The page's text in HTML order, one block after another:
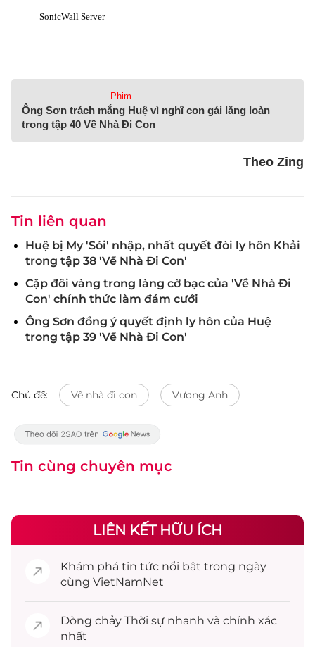
Phim
Ông Sơn trách mắng Huệ vì nghĩ con gái lăng loàn
trong tập 40 Về Nhà Đi Con
Theo Zing
Tin liên quan
Huệ bị My 'Sói' nhập, nhất quyết đòi ly hôn Khải
trong tập 38 'Về Nhà Đi Con'
Cặp đôi vàng trong làng cờ bạc của 'Về Nhà Đi
Con' chính thức làm đám cưới
Ông Sơn đồng ý quyết định ly hôn của Huệ
trong tập 39 'Về Nhà Đi Con'
Chủ đề: Về nhà đi con Vương Anh
Tin cùng chuyên mục
LIÊN KẾT HỮU ÍCH
Khám phá tin tức nổi bật trong ngày
cùng VietNamNet
Dòng chảy Thời sự nhanh và chính xác
nhất